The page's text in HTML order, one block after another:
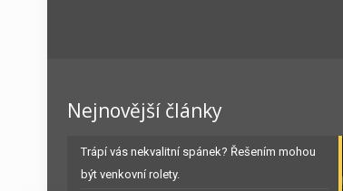
Nejnovější články
Trápí vás nekvalitní spánek? Řešením mohou
být venkovní rolety.